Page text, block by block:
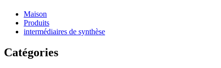
Maison
Produits
intermédiaires de synthèse
Catégories